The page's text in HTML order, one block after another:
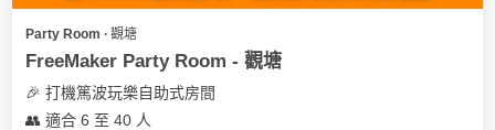
Party Room ∙ 觀塘
FreeMaker Party Room - 觀塘
🎉 打機篤波玩樂自助式房間
👥 適合 6 至 40 人